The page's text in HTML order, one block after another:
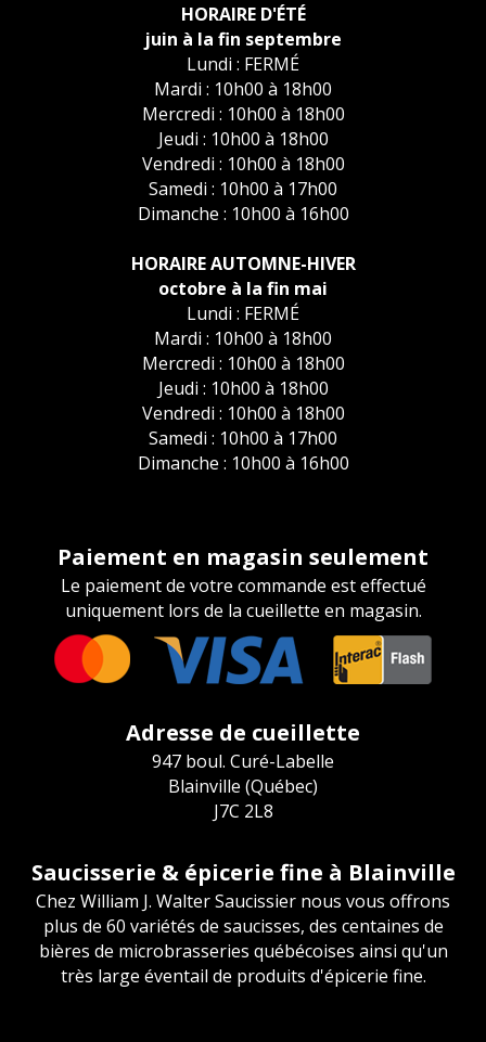
HORAIRE D'ÉTÉ
juin à la fin septembre
Lundi : FERMÉ
Mardi : 10h00 à 18h00
Mercredi : 10h00 à 18h00
Jeudi : 10h00 à 18h00
Vendredi : 10h00 à 18h00
Samedi : 10h00 à 17h00
Dimanche : 10h00 à 16h00
HORAIRE AUTOMNE-HIVER
octobre à la fin mai
Lundi : FERMÉ
Mardi : 10h00 à 18h00
Mercredi : 10h00 à 18h00
Jeudi : 10h00 à 18h00
Vendredi : 10h00 à 18h00
Samedi : 10h00 à 17h00
Dimanche : 10h00 à 16h00
Paiement en magasin seulement
Le paiement de votre commande est effectué
uniquement lors de la cueillette en magasin.
Adresse de cueillette
947 boul. Curé-Labelle
Blainville (Québec)
J7C 2L8
Saucisserie & épicerie fine à Blainville
Chez William J. Walter Saucissier nous vous offrons
plus de 60 variétés de saucisses, des centaines de
bières de microbrasseries québécoises ainsi qu'un
très large éventail de produits d'épicerie fine.